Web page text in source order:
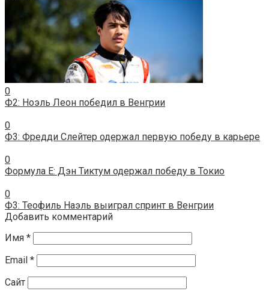
0
Ф2: Ноэль Леон победил в Венгрии
0
Ф3: Фредди Слейтер одержал первую победу в карьере
0
Формула E: Дэн Тиктум одержал победу в Токио
0
Ф3: Теофиль Наэль выиграл спринт в Венгрии
Добавить комментарий
Имя *
Email *
Сайт